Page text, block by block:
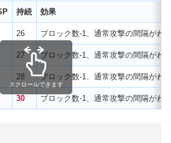
持続 効果
26 ブロック数-1、通常攻撃の間隔がわ
27 ブロック数-1、通常攻撃の間隔がわ
28 ブロック数-1、通常攻撃の間隔がわ
30 ブロック数-1、通常攻撃の間隔がわ
スクロールできます